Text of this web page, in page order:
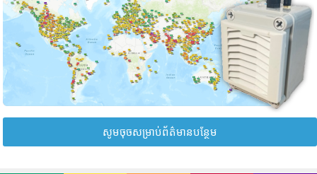
សូមចុចសម្រាប់ព័ត៌មានបន្ថែម